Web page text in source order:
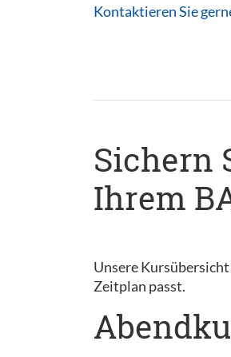
Kontaktieren Sie
Sichern
Ihrem
Unsere
Zeitplan passt.